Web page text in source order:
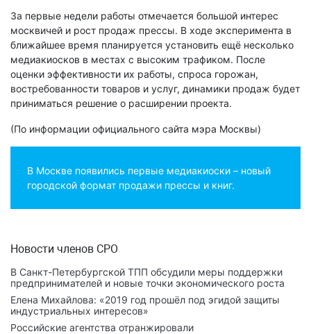
За первые недели работы отмечается большой интерес
москвичей и рост продаж прессы. В ходе эксперимента в
ближайшее время планируется установить ещё несколько
медиакиосков в местах с высоким трафиком. После
оценки эффективности их работы, спроса горожан,
востребованности товаров и услуг, динамики продаж будет
приниматься решение о расширении проекта.
(По информации официального сайта мэра Москвы)
В Москве появились первые медиакиоски – новый
городской формат продажи прессы и книг.
Новости членов СРО
В Санкт-Петербургской ТПП обсудили меры поддержки
предпринимателей и новые точки экономического роста
Елена Михайлова: «2019 год прошёл под эгидой защиты
индустриальных интересов»
Российские агентства отранжировали